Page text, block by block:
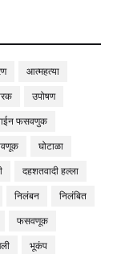
आत्महत्या
उपोषण
फसवणुक
घोटाळा
दहशतवादी हल्ला
निलंबन
निलंबित
फसवणूक
भूकंप